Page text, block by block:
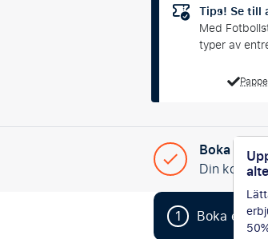
Tips! Se till
Med
typer av
Boka
Din
1 Boka